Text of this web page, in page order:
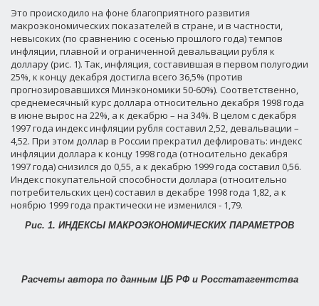
Это происходило на фоне благоприятного развития
макроэкономических показателей в стране, и в частности,
невысоких (по сравнению с осенью прошлого года) темпов
инфляции, плавной и ограниченной девальвации рубля к
доллару (рис. 1). Так, инфляция, составившая в первом полугодии
25%, к концу декабря достигла всего 36,5% (против
прогнозировавшихся Минэкономики 50-60%). Соответственно,
среднемесячный курс доллара относительно декабря 1998 года
в июне вырос на 22%, а к декабрю – на 34%. В целом с декабря
1997 года индекс инфляции рубля составил 2,52, девальвации –
4,52. При этом доллар в России прекратил дефлировать: индекс
инфляции доллара к концу 1998 года (относительно декабря
1997 года) снизился до 0,55, а к декабрю 1999 года составил 0,56.
Индекс покупательной способности доллара (относительно
потребительских цен) составил в декабре 1998 года 1,82, а к
ноябрю 1999 года практически не изменился - 1,79.
Рис. 1. ИНДЕКСЫ МАКРОЭКОНОМИЧЕСКИХ ПАРАМЕТРОВ
Расчеты автора по данным ЦБ РФ и Росстатагентства